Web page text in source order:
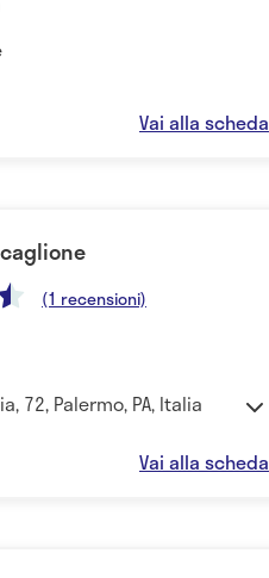
Vai alla scheda
(1 recensioni)
72, Palermo, PA, Italia
Vai alla scheda